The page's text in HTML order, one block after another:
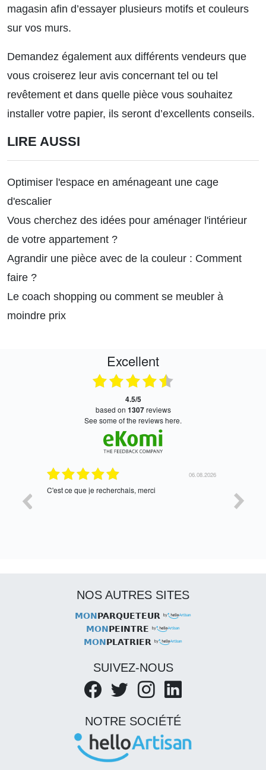
magasin afin d’essayer plusieurs motifs et couleurs
sur vos murs.
Demandez également aux différents vendeurs que
vous croiserez leur avis concernant tel ou tel
revêtement et dans quelle pièce vous souhaitez
installer votre papier, ils seront d’excellents conseils.
LIRE AUSSI
Optimiser l'espace en aménageant une cage
d'escalier
Vous cherchez des idées pour aménager l'intérieur
de votre appartement ?
Agrandir une pièce avec de la couleur : Comment
faire ?
Le coach shopping ou comment se meubler à
moindre prix
Excellent
4.5/5
based on 1307reviews
see some of the reviews here.
05.08.2026
tres bien
NOS AUTRES SITES
MONPARQUETEUR
MONPEINTRE
MONPLATRIER
SUIVEZ-NOUS
NOTRE SOCIÉTÉ